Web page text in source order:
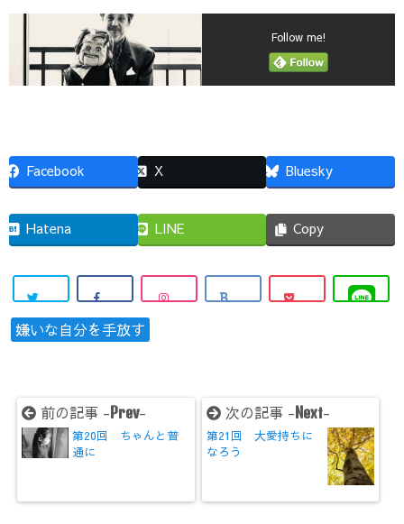
Follow me!
Facebook X Bluesky
Hatena LINE Copy
嫌いな自分を手放す
前の記事 - Prev-
第20回 ちゃんと普
通に
次の記事 - Next-
第21回 大愛持ちに
なろう